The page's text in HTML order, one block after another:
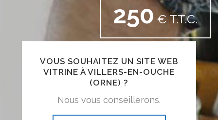
250 € T.T.C.
VOUS SOUHAITEZ UN SITE WEB
VITRINE À VILLERS-EN-OUCHE
(ORNE) ?
Nous vous conseillerons.